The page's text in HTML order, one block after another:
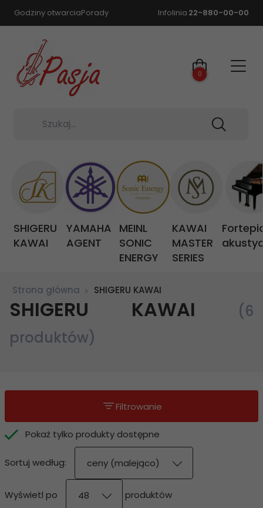
Godziny otwarciaPorady Infolinia 22-880-00-00
Szukaj...
0
SHIGERU
KAWAI
YAMAHA
AGENT
MEINL
SONIC
ENERGY
KAWAI
MASTER
SERIES
Strona główna SHIGERU KAWAI
SHIGERU KAWAI
(6
produktów)
Filtrowanie
Pokaż tylko produkty dostępne
Sortuj według:
sort
ceny (malejąco)
Wyświetl po
pop
48
produktów